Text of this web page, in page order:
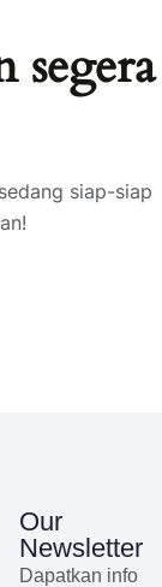
segera
siap-siap
Our
Newsletter
Dapatkan info